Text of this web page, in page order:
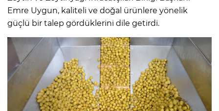
Emre Uygun, kaliteli ve doğal ürünlere yönelik
güçlü bir talep gördüklerini dile getirdi.